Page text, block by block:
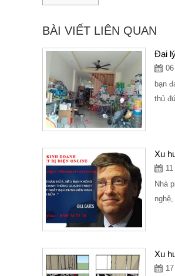
BÀI VIẾT LIÊN QUAN
Đại
bạn
thủ
Xu
Nhà
Xu